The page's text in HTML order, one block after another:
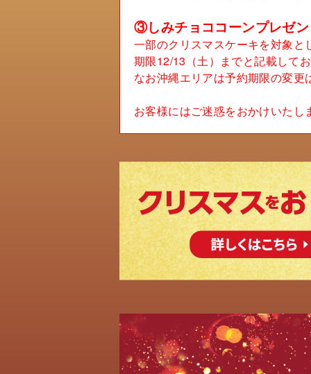
③しみチョココーンプレゼ
一部のクリスマスケーキを対象
期限12/13（土）までと記載して
なお沖縄エリアは予約期限の変更
お客様にはご迷惑をおかけいた